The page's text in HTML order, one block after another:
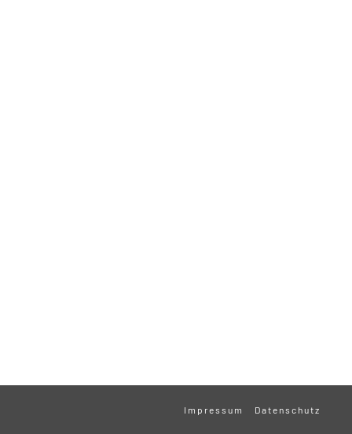
Impressum Datenschutz